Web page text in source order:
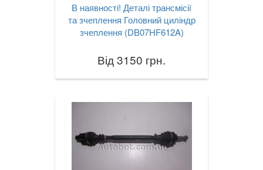
В наявності! Деталі трансмісії
та зчеплення Головний циліндр
зчеплення (DB07HF612A)
Від 3150 грн.